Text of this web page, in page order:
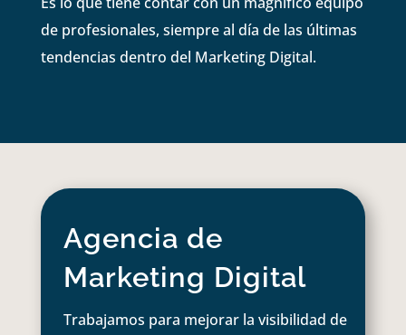
de profesionales, siempre al día de las últimas
tendencias dentro del Marketing Digital.
Agencia de
Marketing Digital
Trabajamos para mejorar la visibilidad de